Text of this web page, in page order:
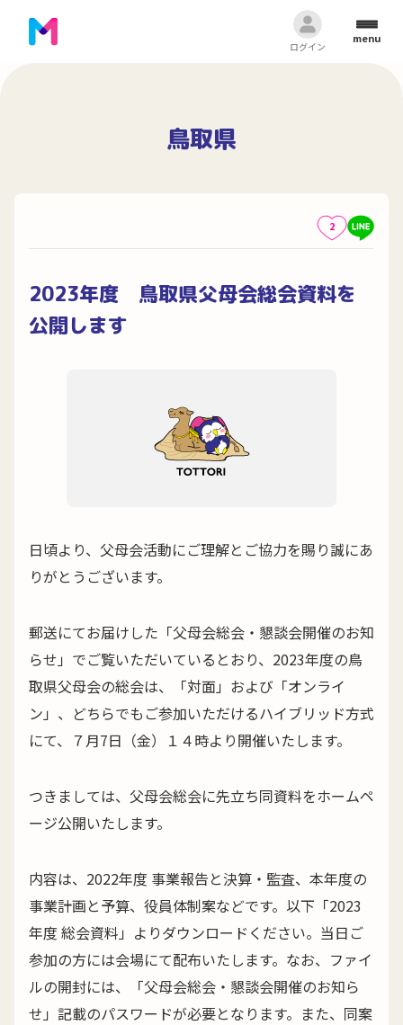
ログイン
menu
鳥取県
2
2023年度 鳥取県父母会総会資料を
公開します
日頃より、父母会活動にご理解とご協力を賜り誠にあ
りがとうございます。
郵送にてお届けした「父母会総会・懇談会開催のお知
らせ」でご覧いただいているとおり、2023年度の鳥
取県父母会の総会は、「対面」および「オンライ
ン」、どちらでもご参加いただけるハイブリッド方式
にて、７月7日（金）１４時より開催いたします。
つきましては、父母会総会に先立ち同資料をホームペ
ージ公開いたします。
内容は、2022年度 事業報告と決算・監査、本年度の
事業計画と予算、役員体制案などです。以下「2023
年度 総会資料」よりダウンロードください。当日ご
参加の方には会場にて配布いたします。なお、ファイ
ルの開封には、「父母会総会・懇談会開催のお知ら
せ」記載のパスワードが必要となります。また、同案